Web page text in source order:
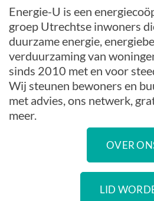
Energie-U is een
groep Utrechtse inwoners
duurzame energie,
verduurzaming van
sinds 2010 met en voor
Wij steunen bewoners en
met advies, ons netwerk,
meer.
OVER
LID